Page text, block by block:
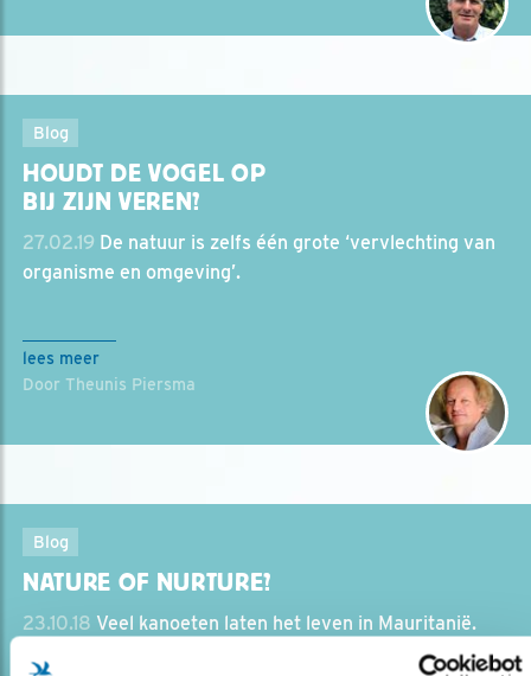
Blog
HOUDT DE VOGEL OP
BIJ ZIJN VEREN?
27.02.19 De natuur is zelfs één grote ‘vervlechting van
organisme en omgeving’.
lees meer
Door Theunis Piersma
Blog
NATURE OF NURTURE?
23.10.18 Veel kanoeten laten het leven in Mauritanië.
Maar waarom? Theunis Piersma probeert het raadsel te